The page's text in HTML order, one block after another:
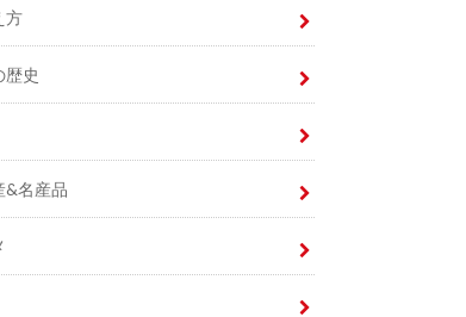
方
歴史
&名産品